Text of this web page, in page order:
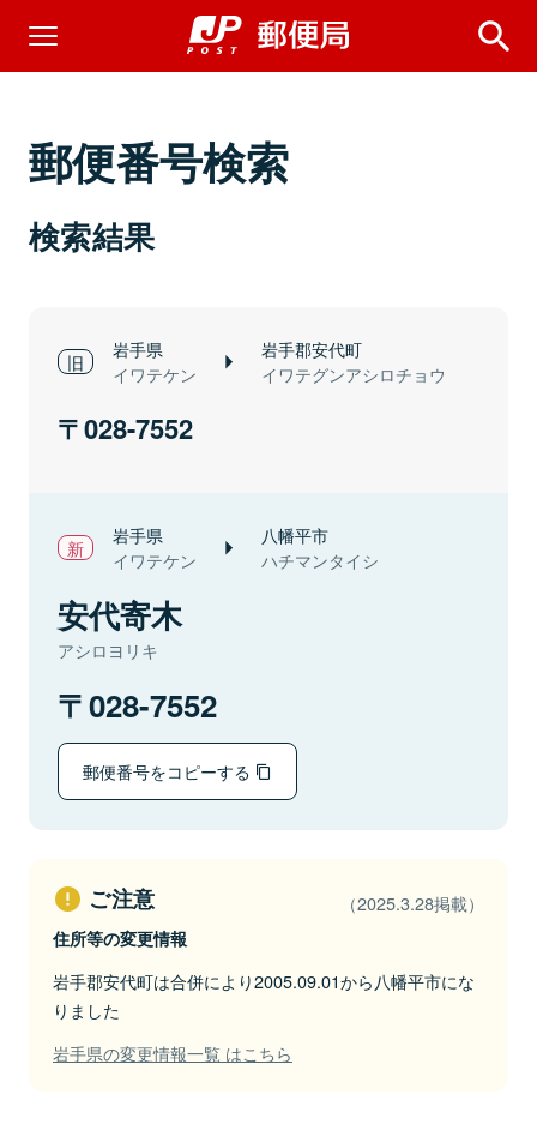
郵便番号検索
検索結果
岩手県
イワテケン
岩手郡安代町
イワテグンアシロチョウ
028-7552
岩手県
イワテケン
八幡平市
ハチマンタイシ
安代寄木
アシロヨリキ
028-7552
郵便番号をコピーする
ご注意 （2025.3.28掲載）
住所等の変更情報
岩手郡安代町は合併により2005.09.01から八幡平市にな
りました
岩手県の変更情報一覧 はこちら